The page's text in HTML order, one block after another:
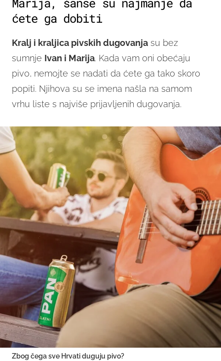
Marija, šanse su najmanje da
ćete ga dobiti
Kralj i kraljica pivskih dugovanja su bez
sumnje Ivan i Marija. Kada vam oni obećaju
pivo, nemojte se nadati da ćete ga tako skoro
popiti. Njihova su se imena našla na samom
vrhu liste s najviše prijavljenih dugovanja.
Zbog čega sve Hrvati duguju pivo?